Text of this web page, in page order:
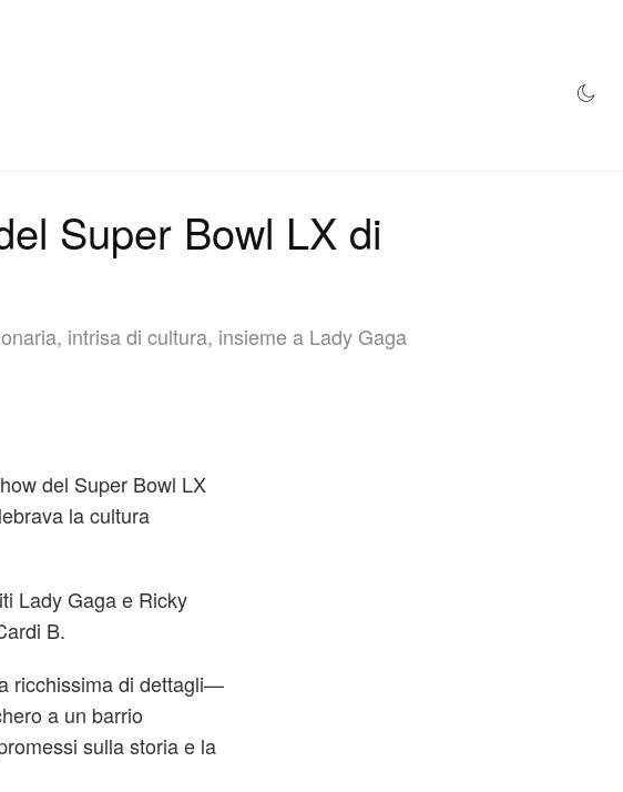
Super Bowl LX di
intrisa di cultura, insieme a Lady Gaga
del Super Bowl LX
la cultura
Lady Gaga e Ricky
B.
ricchissima di dettagli—
a un barrio
sulla storia e la